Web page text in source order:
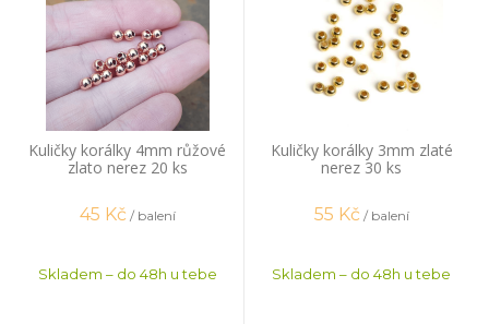
Kuličky korálky 4mm růžové
zlato nerez 20 ks
45 Kč / balení
Skladem – do 48h u tebe
Kuličky korálky 3mm zlaté
nerez 30 ks
55 Kč / balení
Skladem – do 48h u tebe